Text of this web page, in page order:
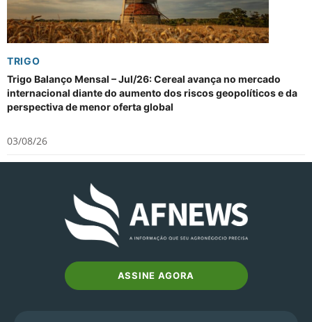
TRIGO
Trigo Balanço Mensal – Jul/26: Cereal avança no mercado
internacional diante do aumento dos riscos geopolíticos e da
perspectiva de menor oferta global
03/08/26
ASSINE AGORA